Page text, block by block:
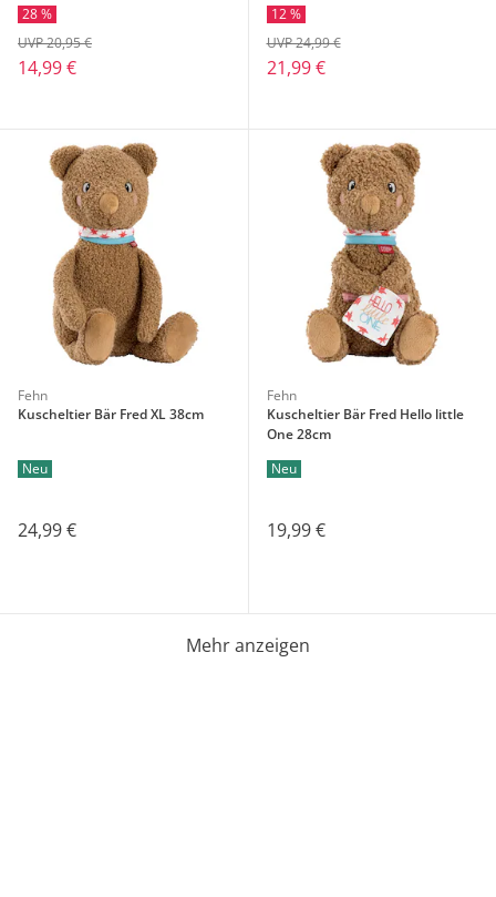
28 %
14,99 €
UVP 20,95 €
12 %
21,99 €
UVP 24,99 €
Fehn
Kuscheltier Bär Fred XL 38cm
Neu
24,99 €
Fehn
Kuscheltier Bär Fred Hello little
One 28cm
Neu
19,99 €
Mehr anzeigen